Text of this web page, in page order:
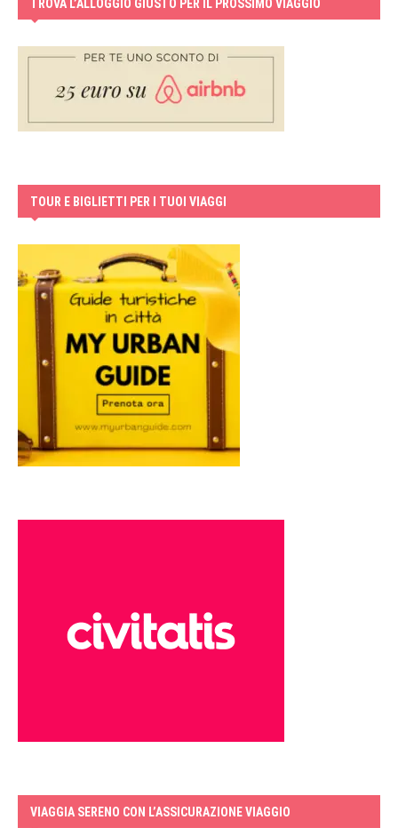
TROVA L’ALLOGGIO GIUSTO PER IL PROSSIMO VIAGGIO
TOUR E BIGLIETTI PER I TUOI VIAGGI
VIAGGIA SERENO CON L’ASSICURAZIONE VIAGGIO